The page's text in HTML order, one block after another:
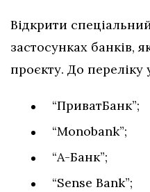
Відкрити
застосунках банків,
проєкту. До переліку
“ПриватБанк”;
“Monobank”;
“А-Банк”;
“Sense Bank”;